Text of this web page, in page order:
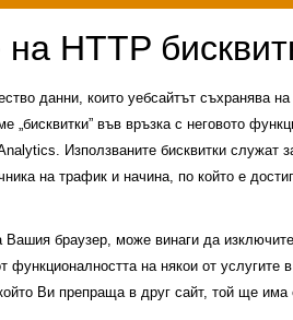
данни, които уебсайтът съхранява
„бисквитки” във връзка с неговото
Използваните бисквитки служат
на трафик и начина, по който е
Вашия браузер, може винаги да
функционалността на някои от услугите
Ви препраща в друг сайт, той ще има